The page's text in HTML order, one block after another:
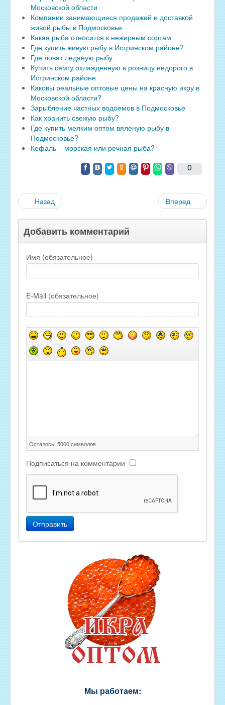
Московской области
Компании занимающиеся продажей и доставкой
живой рыбы в Подмосковье
Какая рыба относится к нежирным сортам
Где купить живую рыбу в Истринском районе?
Где ловят ледяную рыбу
Купить семгу охлажденную в розницу недорого в
Истринском районе
Каковы реальные оптовые цены на красную икру в
Московской области?
Зарыбление частных водоемов в Подмосковье
Как хранить свежую рыбу?
Где купить мелким оптом вяленую рыбу в
Подмосковье?
Кефаль – морская или речная рыба?
0
Назад Вперед
Добавить комментарий
Имя (обязательное)
E-Mail (обязательное)
Осталось: 5000символов
Подписаться на комментарии
Отправить
Мы работаем: